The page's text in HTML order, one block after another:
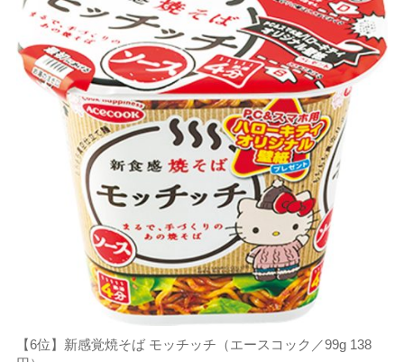
【6位】新感覚焼そば モッチッチ（エースコック／99g 138